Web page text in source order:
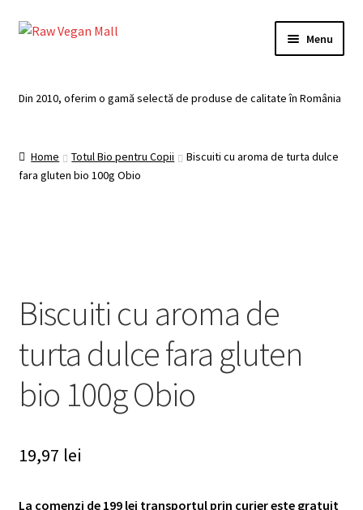
Skip
Skip
Menu
Categorii
Din 2010, oferim o gamă selectă de produse de calitate în România
Home Totul Bio pentru Copii
Biscuiti cu aroma de turta dulce
fara gluten bio 100g Obio
Biscuiti cu aroma de
turta dulce fara gluten
bio 100g Obio
19,97 lei
La comenzi de 199 lei transportul prin curier este gratuit